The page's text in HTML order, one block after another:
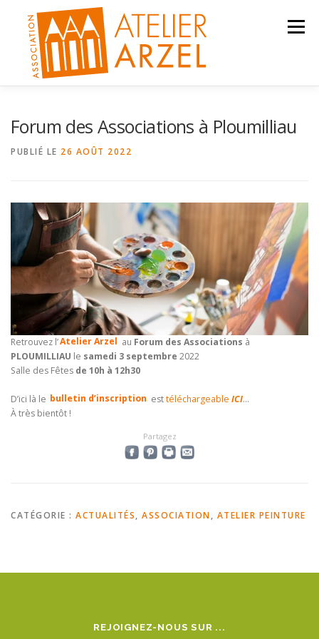
contenu
Menu
Forum des Associations à Ploumilliau
PUBLIÉ LE 26 AOÛT 2022
Retrouvez l’Atelier Arzel au Forum des Associations à
PLOUMILLIAU le samedi 3 septembre 2022
Salle des Fêtes de 10h à 12h30
D’ici là le bulletin d’inscription esttéléchargeable ICI…
À très bientôt !
Partagez
CATÉGORIE : ACTUALITÉS, ASSOCIATION, ATELIER PEINTURE
REJOIGNEZ-NOUS SUR ...